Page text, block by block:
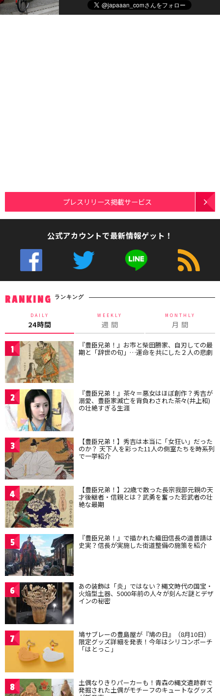
プレスリリース掲載サービス
公式アカウントで最新情報ゲット！
RANKING ランキング
DAILY
24時間
WEEKLY
週 間
MONTHLY
月 間
1 『豊臣兄弟！』お市と柴田勝家、自刃しての最
期と「辞世の句」…運命を共にした２人の悲劇
2 『豊臣兄弟！』茶々＝悪女はほぼ創作？秀吉が
溺愛、豊臣家滅亡を背負わされた茶々(井上和)
の壮絶すぎる生涯
3 【豊臣兄弟！】秀吉は本当に「女狂い」だった
のか？ 天下人を彩った11人の側室たちを時系列
で一挙紹介
4 【豊臣兄弟！】22歳で散った長宗我部元親の天
才後継者・信親とは？武勇を奮った若武者の壮
絶な最期
5 『豊臣兄弟！』で描かれた織田信長の道普請は
史実？信長が実施した街道整備の施策を紹介
6 あの装飾は「炎」ではない？縄文時代の国宝・
火焔型土器、5000年前の人々が刻んだ謎とデザ
インの秘密
7 鳩サブレーの豊島屋が『鳩の日』（8月10日）
限定グッズ詳細を発表！今年はシリコンポーチ
「はとっこ」
8 土偶なりきりパーカーも！青森の縄文遺跡群で
発掘された土偶がモチーフのキュートなグッズ